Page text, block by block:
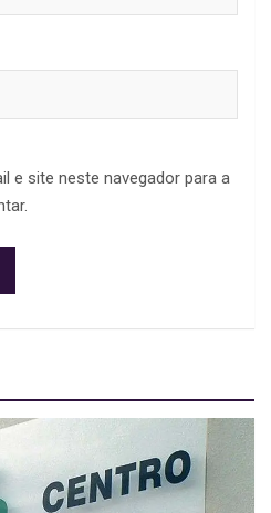
e site neste navegador para a